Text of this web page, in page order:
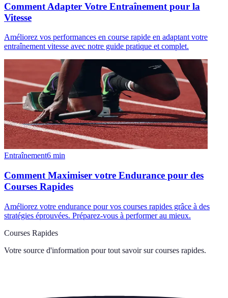
Comment Adapter Votre Entraînement pour la
Vitesse
Améliorez vos performances en course rapide en adaptant votre
entraînement vitesse avec notre guide pratique et complet.
Entraînement6 min
Comment Maximiser votre Endurance pour des
Courses Rapides
Améliorez votre endurance pour vos courses rapides grâce à des
stratégies éprouvées. Préparez-vous à performer au mieux.
Courses Rapides
Votre source d'information pour tout savoir sur courses rapides.